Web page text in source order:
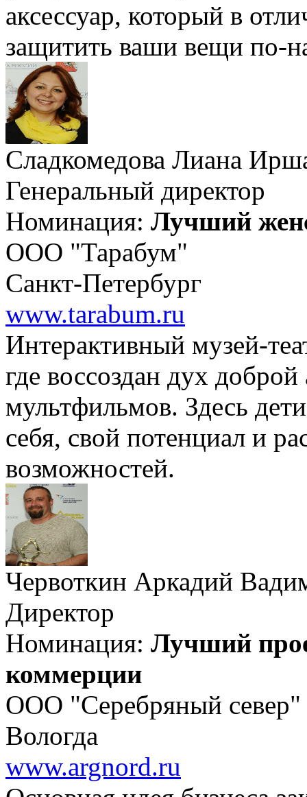
аксессуар, который в
защитить ваши вещи по-
Сладкомедова Лиана
Генеральный директор
Номинация: Лучший
ООО "Тарабум"
Санкт-Петербург
www.tarabum.ru
Интерактивный музей-
где воссоздан дух доброй
мультфильмов. Здесь
себя, свой потенциал и
возможностей.
Червоткин Аркадий
Директор
Номинация: Лучший
коммерции
ООО "Серебряный север"
Вологда
www.argnord.ru